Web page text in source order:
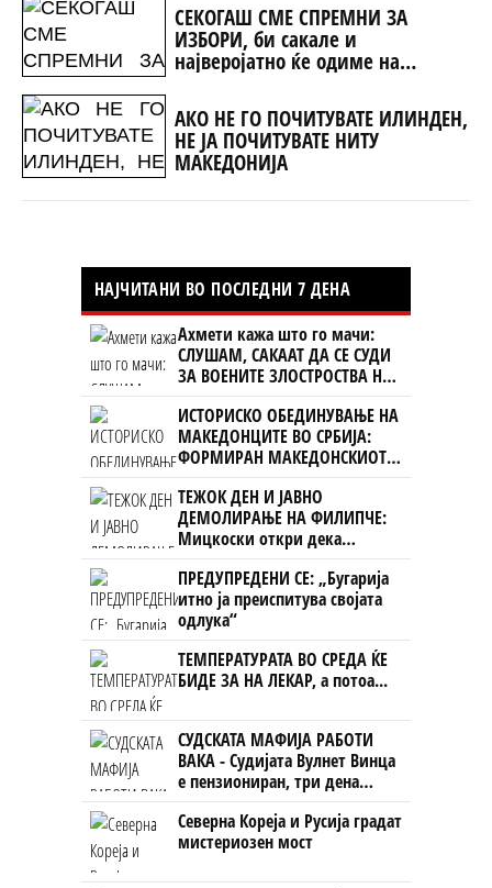
СЕКОГАШ СМЕ СПРЕМНИ ЗА
ИЗБОРИ, би сакале и
најверојатно ќе одиме на
редовни
АКО НЕ ГО ПОЧИТУВАТЕ ИЛИНДЕН,
НЕ ЈА ПОЧИТУВАТЕ НИТУ
МАКЕДОНИЈА
НАЈЧИТАНИ ВО ПОСЛЕДНИ 7 ДЕНА
Ахмети кажа што го мачи:
СЛУШАМ, САКААТ ДА СЕ СУДИ
ЗА ВОЕНИТЕ ЗЛОСТРОСТВА НА
УЧК...
ИСТОРИСКО ОБЕДИНУВАЊЕ НА
МАКЕДОНЦИТЕ ВО СРБИЈА:
ФОРМИРАН МАКЕДОНСКИОТ
НАЦИОНАЛЕН СОЈУЗ
ТЕЖОК ДЕН И ЈАВНО
ДЕМОЛИРАЊЕ НА ФИЛИПЧЕ:
Мицкоски откри дека
човекот појма нема од
ништо, освен за кеш
ПРЕДУПРЕДЕНИ СЕ: „Бугарија
итно ја преиспитува својата
одлука“
ТЕМПЕРАТУРАТА ВО СРЕДА ЌЕ
БИДЕ ЗА НА ЛЕКАР, а потоа...
СУДСКАТА МАФИЈА РАБОТИ
ВАКА - Судијата Вулнет Винца
е пензиониран, три дена
откако му го врати пасошот
на бизнисменот Марковски
Северна Кореја и Русија градат
мистериозен мост